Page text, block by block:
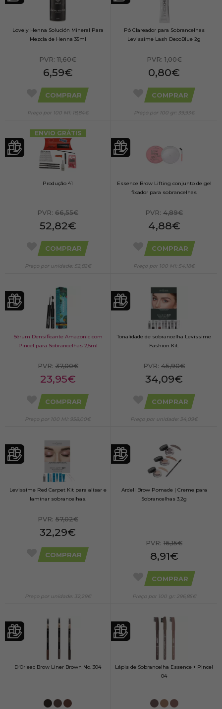
Lovely Henna Solución Mineral Para
Mezcla de Henna 35ml
PVR: 11,60€
6,59€
COMPRAR
Preço por 100 Ml: 18,84€
Pó Clareador para Sobrancelhas
Levissime Lash DecoBlue 2g
PVR:1,00€
0,80€
COMPRAR
Preço por 100 gr: 39,93€
ENVIO GRÁTIS
Produção 41
PVR: 66,55€
52,82€
COMPRAR
Preço por unidade: 52,82€
Essence Brow Lifting conjunto de gel
fixador para sobrancelhas
PVR: 4,89€
4,88€
COMPRAR
Preço por 100 Ml: 54,18€
Sérum Densificante Amazonic com
Pincel para Sobrancelhas 2,5ml
PVR:37,00€
23,95€
COMPRAR
Preço por 100 Ml: 958,00€
Tonalidade de sobrancelha Levissime
Fashion Kit.
PVR: 45,90€
34,09€
COMPRAR
Preço por unidade: 34,09€
Levissime Red Carpet Kit para alisar e
laminar sobrancelhas.
PVR:57,02€
32,29€
COMPRAR
Preço por unidade: 32,29€
Ardell Brow Pomade | Creme para
Sobrancelhas 3,2g
PVR: 16,15€
8,91€
COMPRAR
Preço por 100 gr: 296,85€
D'Orleac Brow Liner Brown No. 304
Lápis de Sobrancelha Essence + Pincel
04